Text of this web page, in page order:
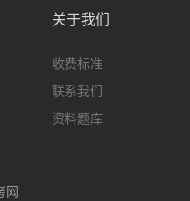
关于我们
收费标准
联系我们
资料题库
网